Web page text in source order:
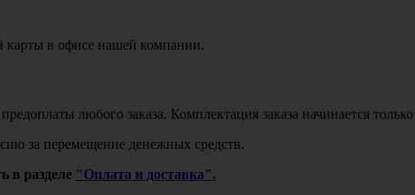
карты в офисе нашей компании.
любого заказа. Комплектация заказа начинается
за перемещение денежных средств.
в разделе "Оплата и доставка".